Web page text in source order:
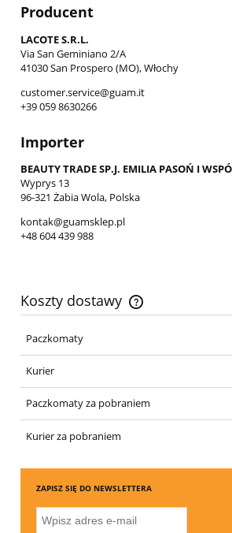
Producent
LACOTE S.R.L.
Via San Geminiano 2/A
41030 San Prospero (MO), Włochy
customer.service@guam.it
+39 059 8630266
Importer
BEAUTY TRADE SP.J. EMILIA PASOŃ I
Wyprys 13
96-321 Żabia Wola, Polska
kontak@guamsklep.pl
+48 604 439 988
Koszty dostawy
Paczkomaty
Kurier
Paczkomaty za pobraniem
Kurier za pobraniem
ZAPISZ SIĘ DO NEWSLETTERA